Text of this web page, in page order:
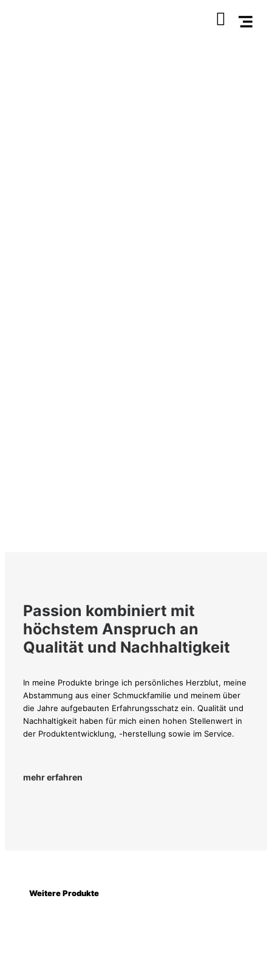
Passion kombiniert mit
höchstem Anspruch an
Qualität und Nachhaltigkeit
In meine Produkte bringe ich persönliches Herzblut, meine
Abstammung aus einer Schmuckfamilie und meinem über
die Jahre aufgebauten Erfahrungsschatz ein. Qualität und
Nachhaltigkeit haben für mich einen hohen Stellenwert in
der Produktentwicklung, -herstellung sowie im Service.
mehr erfahren
Weitere Produkte